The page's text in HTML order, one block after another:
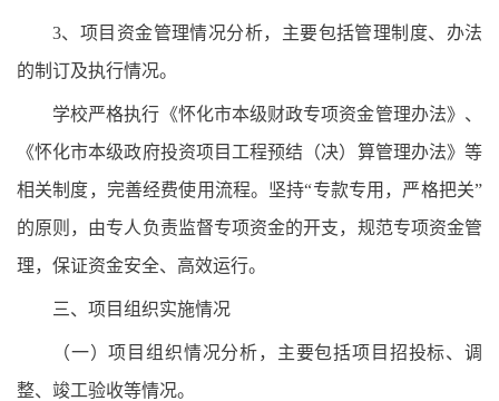
3、项目资金管理情况分析，主要包括管理制度、办法
的制订及执行情况。
学校严格执行《怀化市本级财政专项资金管理办法》、
《怀化市本级政府投资项目工程预结（决）算管理办法》等
相关制度，完善经费使用流程。坚持“专款专用，严格把关”
的原则，由专人负责监督专项资金的开支，规范专项资金管
理，保证资金安全、高效运行。
三、项目组织实施情况
（一）项目组织情况分析，主要包括项目招投标、调
整、竣工验收等情况。